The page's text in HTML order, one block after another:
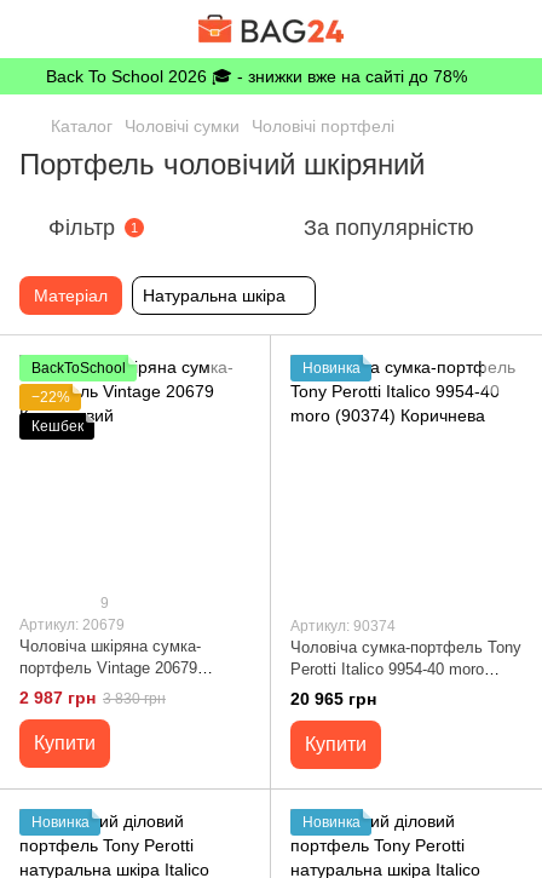
Back To School 2026 🎓 - знижки вже на сайті до 78%
Каталог Чоловічі сумки Чоловічі портфелі
Портфель чоловічий шкіряний
Фільтр 1 За популярністю
Матеріал Натуральна шкіра
BackToSchool
−22%
Кешбек
9
Артикул: 20679
Чоловіча шкіряна сумка-
портфель Vintage 20679
Коричневий
2 987 грн 3 830 грн
Купити
Новинка
Артикул: 90374
Чоловіча сумка-портфель Tony
Perotti Italico 9954-40 moro
(90374) Коричнева
20 965 грн
Купити
Новинка Новинка